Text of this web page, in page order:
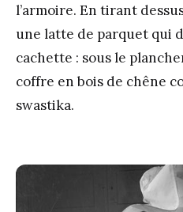
l’armoire. En tirant
une latte de parquet qui
cachette : sous le
coffre en bois de chêne
swastika.